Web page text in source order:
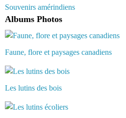
Souvenirs amérindiens
Albums Photos
Faune, flore et paysages canadiens
Les lutins des bois